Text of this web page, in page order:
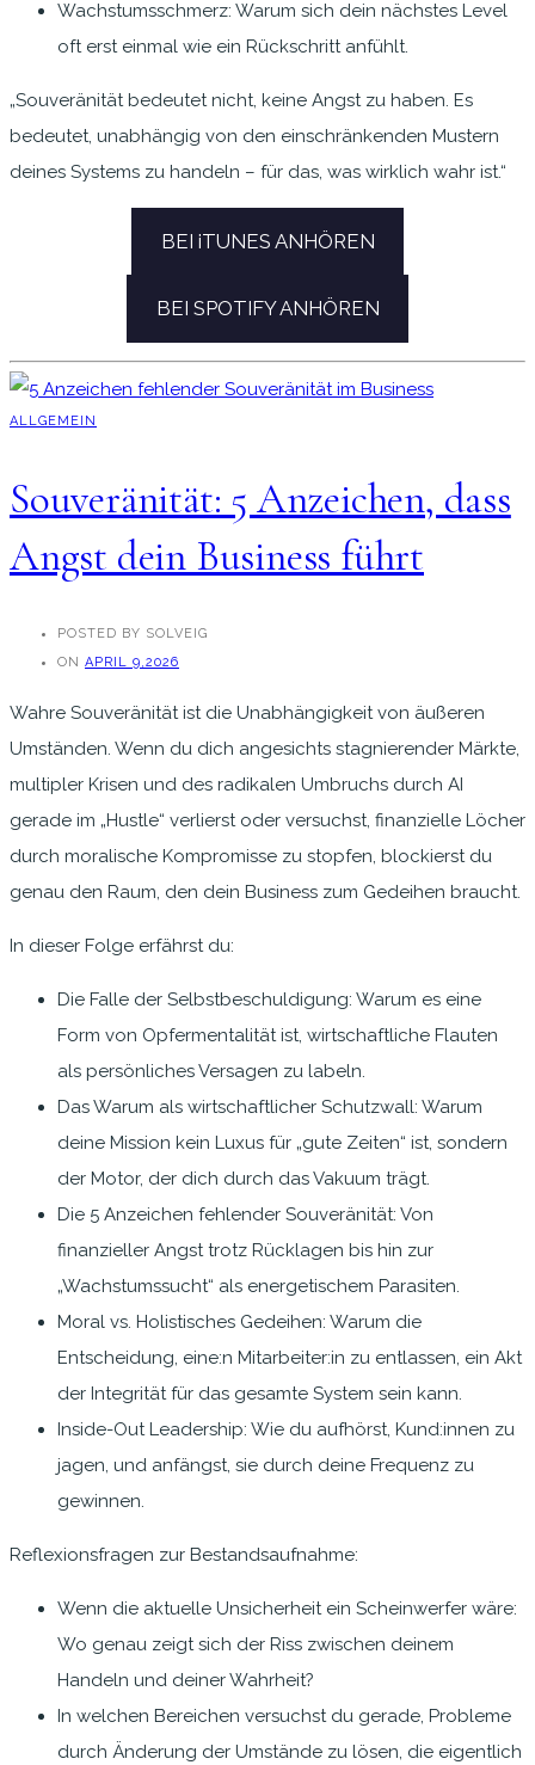
Wachstumsschmerz: Warum sich dein nächstes Level
oft erst einmal wie ein Rückschritt anfühlt.
„Souveränität bedeutet nicht, keine Angst zu haben. Es
bedeutet, unabhängig von den einschränkenden Mustern
deines Systems zu handeln – für das, was wirklich wahr ist.“
BEI iTUNES ANHÖREN
BEI SPOTIFY ANHÖREN
ALLGEMEIN
Souveränität: 5 Anzeichen, dass
Angst dein Business führt
POSTED BY SOLVEIG
ON APRIL 9,2026
Wahre Souveränität ist die Unabhängigkeit von äußeren
Umständen. Wenn du dich angesichts stagnierender Märkte,
multipler Krisen und des radikalen Umbruchs durch AI
gerade im „Hustle“ verlierst oder versuchst, finanzielle Löcher
durch moralische Kompromisse zu stopfen, blockierst du
genau den Raum, den dein Business zum Gedeihen braucht.
In dieser Folge erfährst du:
Die Falle der Selbstbeschuldigung: Warum es eine
Form von Opfermentalität ist, wirtschaftliche Flauten
als persönliches Versagen zu labeln.
Das Warum als wirtschaftlicher Schutzwall: Warum
deine Mission kein Luxus für „gute Zeiten“ ist, sondern
der Motor, der dich durch das Vakuum trägt.
Die 5 Anzeichen fehlender Souveränität: Von
finanzieller Angst trotz Rücklagen bis hin zur
„Wachstumssucht“ als energetischem Parasiten.
Moral vs. Holistisches Gedeihen: Warum die
Entscheidung, eine:n Mitarbeiter:in zu entlassen, ein Akt
der Integrität für das gesamte System sein kann.
Inside-Out Leadership: Wie du aufhörst, Kund:innen zu
jagen, und anfängst, sie durch deine Frequenz zu
gewinnen.
Reflexionsfragen zur Bestandsaufnahme:
Wenn die aktuelle Unsicherheit ein Scheinwerfer wäre:
Wo genau zeigt sich der Riss zwischen deinem
Handeln und deiner Wahrheit?
In welchen Bereichen versuchst du gerade, Probleme
durch Änderung der Umstände zu lösen, die eigentlich